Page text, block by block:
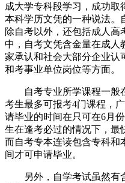
成大学专科段学习，成功
本科学历文凭的一种说法。
除自考以外，还包括成人
中，自考文凭含金量在成人
家承认和社会大部分企业认
和考事业单位岗位等方面。
自考专业所学课程一般
考生最多可报考4门课程，
请毕业的时间在只可在6月
生在逢考必过的情况下，最
而自考专本连读包含专科和
间才可申请毕业。
另外，自学考试虽然有